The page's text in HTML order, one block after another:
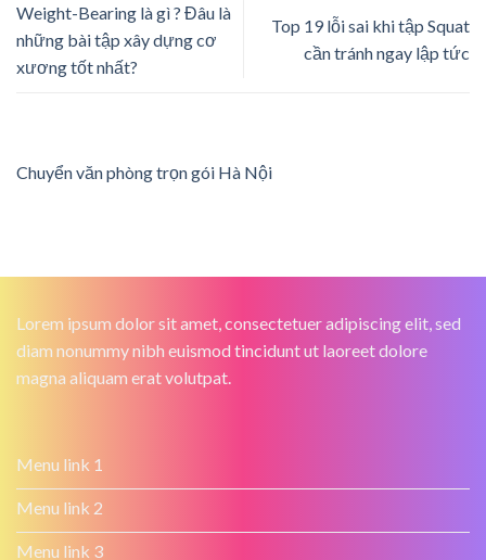
Weight-Bearing là gì ? Đâu là
những bài tập xây dựng cơ
xương tốt nhất?
Top 19 lỗi sai khi tập Squat
cần tránh ngay lập tức
Chuyển văn phòng trọn gói Hà Nội
Lorem ipsum dolor sit amet, consectetuer adipiscing elit, sed
diam nonummy nibh euismod tincidunt ut laoreet dolore
magna aliquam erat volutpat.
Menu link 1
Menu link 2
Menu link 3